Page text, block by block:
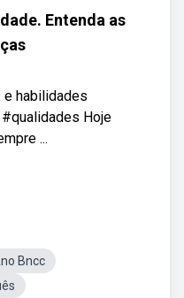
Entenda as
habilidades
Hoje
...
Bncc